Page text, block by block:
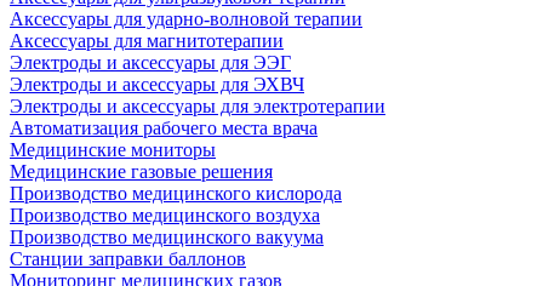
Аксессуары для ударно-волновой терапии
Аксессуары для магнитотерапии
Электроды и аксессуары для ЭЭГ
Электроды и аксессуары для ЭХВЧ
Электроды и аксессуары для электротерапии
Автоматизация рабочего места врача
Медицинские мониторы
Медицинские газовые решения
Производство медицинского кислорода
Производство медицинского воздуха
Производство медицинского вакуума
Станции заправки баллонов
Мониторинг медицинских газов